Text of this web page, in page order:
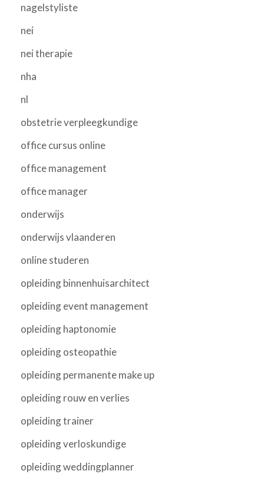
nagelstyliste
nei
nei therapie
nha
nl
obstetrie verpleegkundige
office cursus online
office management
office manager
onderwijs
onderwijs vlaanderen
online studeren
opleiding binnenhuisarchitect
opleiding event management
opleiding haptonomie
opleiding osteopathie
opleiding permanente make up
opleiding rouw en verlies
opleiding trainer
opleiding verloskundige
opleiding weddingplanner